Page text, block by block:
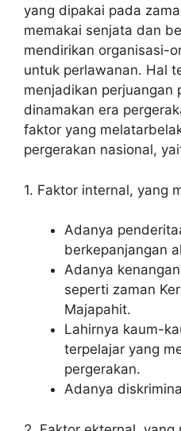
yang dipakai pada
memakai senjata dan
mendirikan organisasi-
untuk perlawanan. Hal
menjadikan perjuangan
dinamakan era
faktor yang
pergerakan nasional,
1. Faktor internal, yang
Adanya
berkepanjangan
Adanya
seperti zaman
Majapahit.
Lahirnya kaum-
terpelajar yang
pergerakan.
Adanya